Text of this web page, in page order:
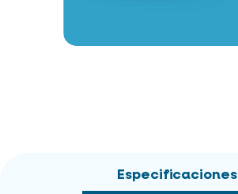
Especificaciones